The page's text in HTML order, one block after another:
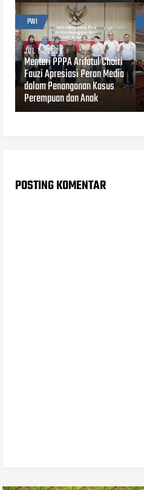
PWI
JUL 14, 2026
Menteri PPPA Arifatul Choiri
Fauzi Apresiasi Peran Media
dalam Penanganan Kasus
Perempuan dan Anak
POSTING KOMENTAR